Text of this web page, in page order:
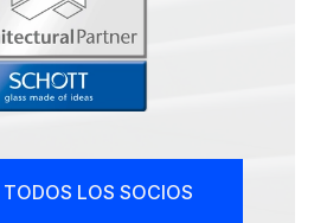
LOS SOCIOS